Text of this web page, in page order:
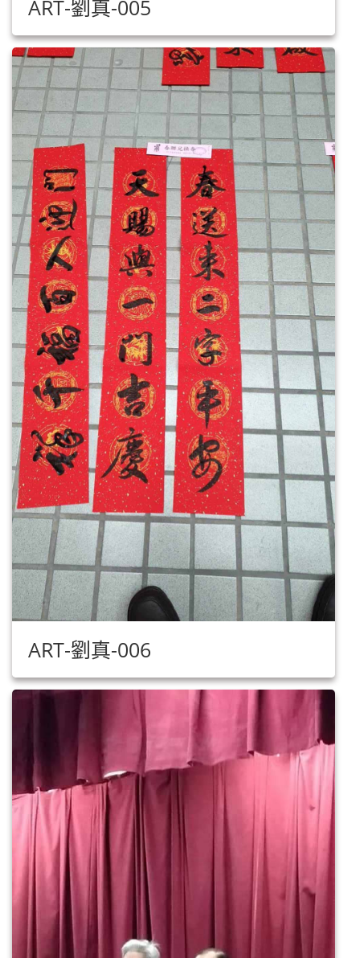
ART-劉真-005
ART-劉真-006